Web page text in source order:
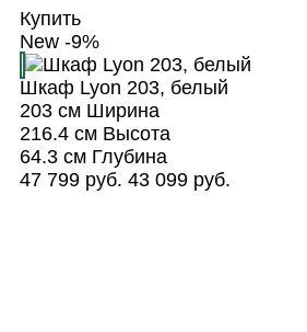
Купить
New -9%
Шкаф Lyon 203, белый
203 смШирина
216.4 смВысота
64.3 смГлубина
47 799 руб. 43 099 руб.